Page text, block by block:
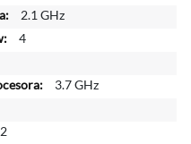
2.1 GHz
4
3.7 GHz
2